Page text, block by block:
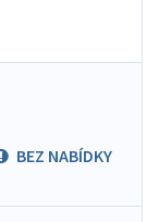
BEZ NABÍDKY